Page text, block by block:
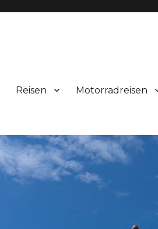
Reisen Motorradreisen